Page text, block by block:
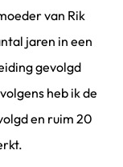
van Rik
jaren in een
gevolgd
heb ik de
en ruim 20